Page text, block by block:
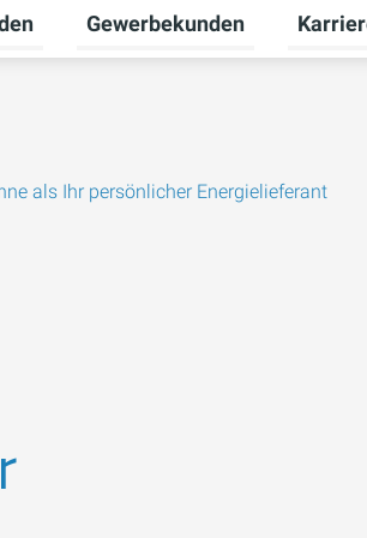
Erneuerbare Energien umschalten
Untermenü für Privatkunden
Gewerbekunden
als Ihr persönlicher Energielieferant